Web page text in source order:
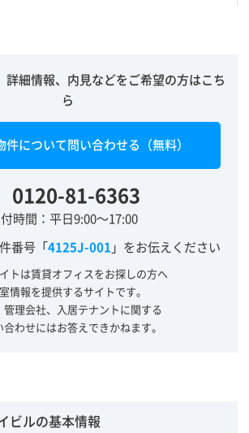
詳細情報、内見などをご希望の方はこち
ら
件について問い合わせる（無料）
0120-81-6363
時間：平日9:00～17:00
番号「4125J-001 」をお伝えください
トは賃貸オフィスをお探しの方へ
情報を提供するサイトです。
管理会社、入居テナントに関する
合わせにはお答えできかねます。
ビルの基本情報